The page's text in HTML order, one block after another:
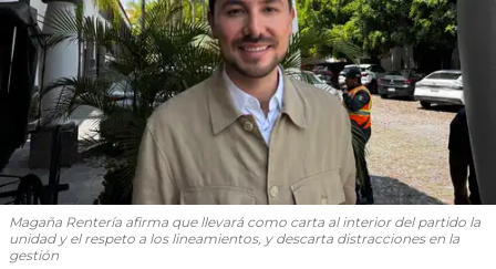
Magaña Rentería afirma que llevará como carta al interior del partido la
unidad y el respeto a los lineamientos, y descarta distracciones en la
gestión